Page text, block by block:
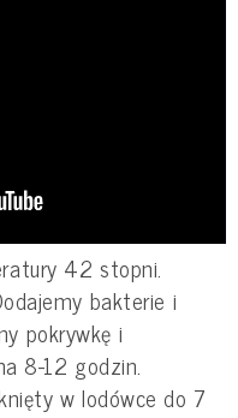
42 stopni.
bakterie i
pokrywkę i
8-12 godzin.
w lodówce do 7